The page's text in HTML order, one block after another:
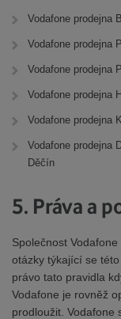
Vodafone prodejna
Vodafone prodejna
Vodafone prodejna
Vodafone prodejna
Vodafone prodejna
Vodafone prodejna
Děčín
5. Práva a
Společnost
otázky týkající se
právo tato pravidla
Vodafone je rovněž
prodloužit. Vodafone